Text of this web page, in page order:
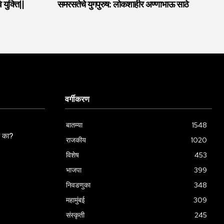
समरसतेचे युगपुरुष: लोकशाहीर अण्णाभाऊ साठे
का?
वर्गीकरण
बातम्या
1548
राजकीय
1020
विशेष
453
भाजपा
399
निवडणुका
348
महामुंबई
309
संस्कृती
245